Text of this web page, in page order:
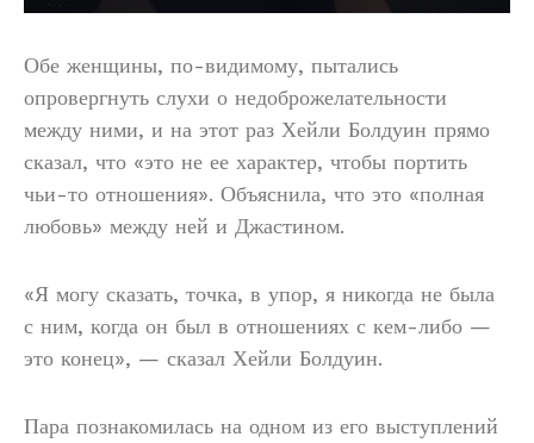
Обе женщины, по-видимому, пытались
опровергнуть слухи о недоброжелательности
между ними, и на этот раз Хейли Болдуин прямо
сказал, что «это не ее характер, чтобы портить
чьи-то отношения». Объяснила, что это «полная
любовь» между ней и Джастином.
«Я могу сказать, точка, в упор, я никогда не была
с ним, когда он был в отношениях с кем-либо —
это конец», — сказал Хейли Болдуин.
Пара познакомилась на одном из его выступлений